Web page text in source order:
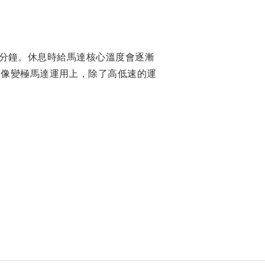
鐘。休息時給馬達核心溫度會逐漸
變極馬達運用上，除了高低速的運